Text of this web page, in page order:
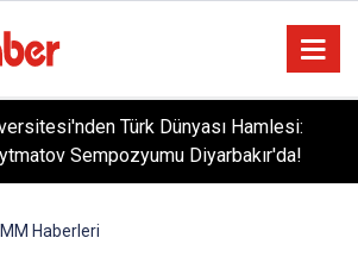
Türk Dünyası Hamlesi:
Sempozyumu Diyarbakır'da!
Haberleri